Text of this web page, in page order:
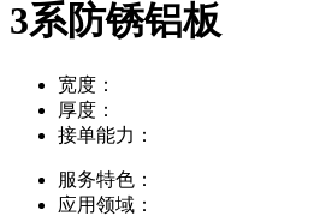
3系防锈铝板
宽度：
厚度：
接单能力：
服务特色：
应用领域：